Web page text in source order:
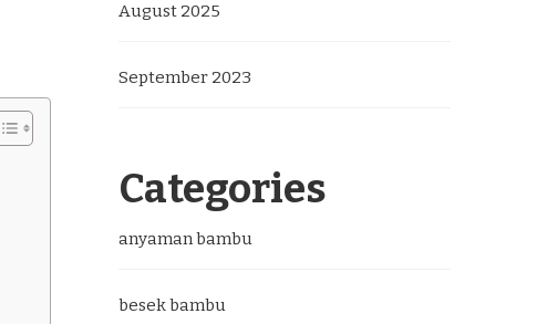
August 2025
September 2023
Categories
anyaman bambu
besek bambu